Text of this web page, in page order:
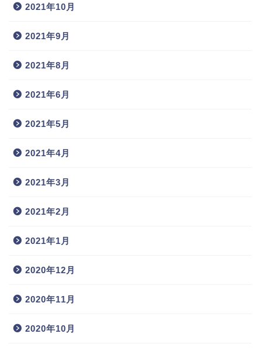
2021年10月
2021年9月
2021年8月
2021年6月
2021年5月
2021年4月
2021年3月
2021年2月
2021年1月
2020年12月
2020年11月
2020年10月